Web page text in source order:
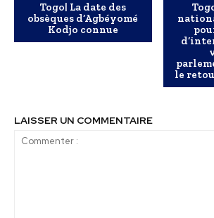
Togo| La date des
obsèques d’Agbéyomé
Kodjo connue
le
LAISSER UN COMMENTAIRE